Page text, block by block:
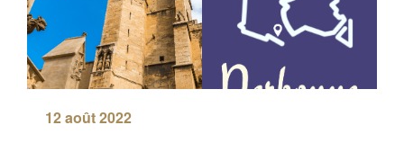
12 août 2022